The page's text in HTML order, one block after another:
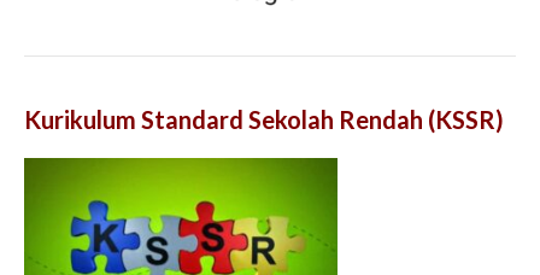
Kurikulum Standard Sekolah Rendah (KSSR)